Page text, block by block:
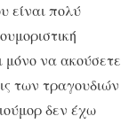
είναι πολύ
μόνο να ακούσετε
των τραγουδιών
δεν έχω